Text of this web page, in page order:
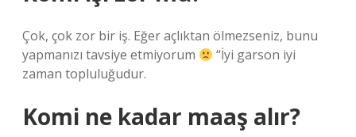
Çok, çok zor bir iş. Eğer açlıktan ölmezseniz, bunu
yapmanızı tavsiye etmiyorum
“İyi garson iyi
zaman topluluğudur.
Komi ne kadar maaş alır?